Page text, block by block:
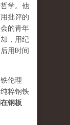
学。他
批评的
的青年
，用纪
用时间
伦理
粹钢铁
钢板